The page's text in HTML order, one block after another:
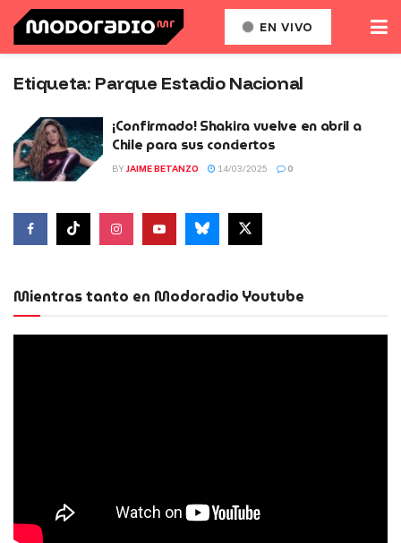
EN VIVO
Etiqueta: Parque Estadio Nacional
¡Confirmado! Shakira vuelve en abril a
Chile para sus conciertos
BY JAIME BETANZO 14/03/2025 0
Mientras tanto en Modoradio Youtube